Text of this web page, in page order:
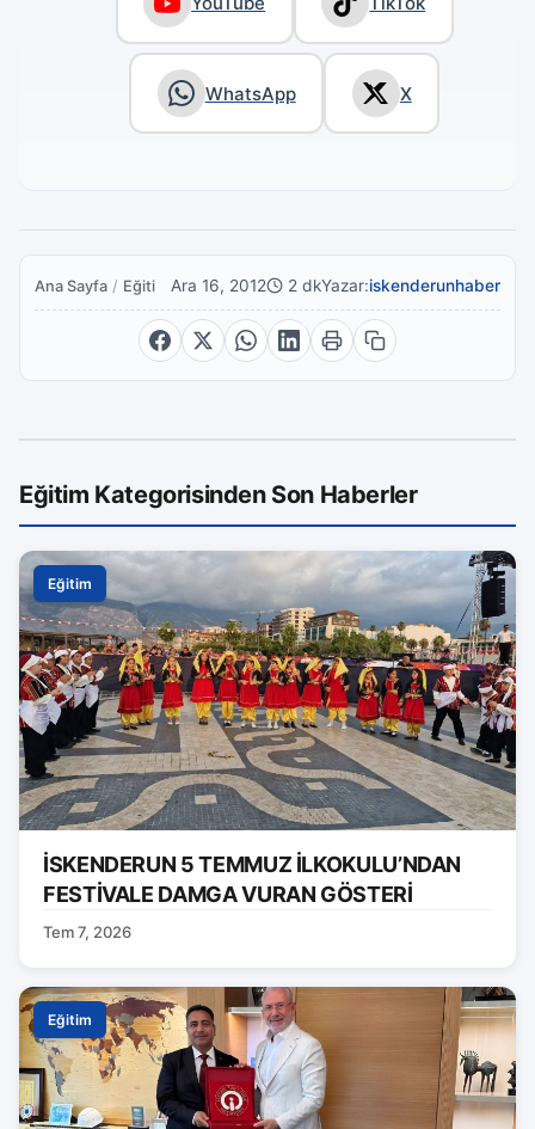
WhatsApp X
Ana Sayfa / Eğitim Ara 16, 2012 2 dkYazar:iskenderunhaber
Eğitim Kategorisinden Son Haberler
Eğitim
İSKENDERUN 5 TEMMUZ İLKOKULU’NDAN
FESTİVALE DAMGA VURAN GÖSTERİ
Tem 7, 2026
Eğitim